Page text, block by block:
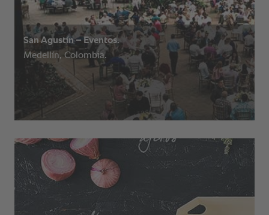
San Agustín – Eventos.
Medellín, Colombia.